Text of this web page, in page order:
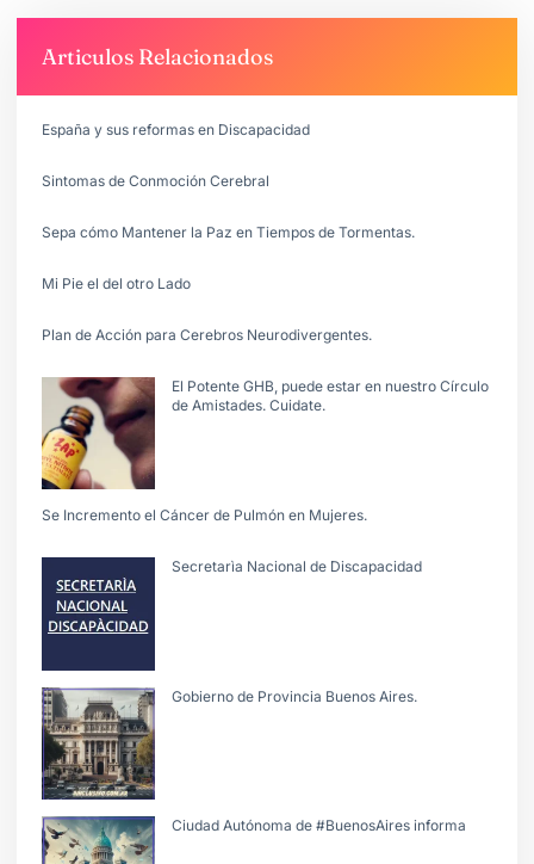
Articulos Relacionados
España y sus reformas en Discapacidad
Sintomas de Conmoción Cerebral
Sepa cómo Mantener la Paz en Tiempos de Tormentas.
Mi Pie el del otro Lado
Plan de Acción para Cerebros Neurodivergentes.
El Potente GHB, puede estar en nuestro Círculo
de Amistades. Cuidate.
Se Incremento el Cáncer de Pulmón en Mujeres.
Secretarìa Nacional de Discapacidad
Gobierno de Provincia Buenos Aires.
Ciudad Autónoma de #BuenosAires informa